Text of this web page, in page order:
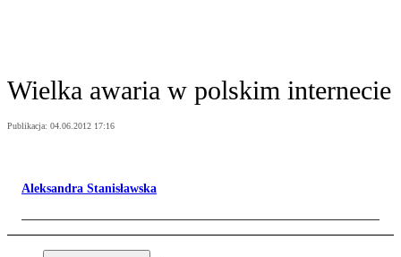
Wielka awaria w polskim internecie
Publikacja: 04.06.2012 17:16
Aleksandra Stanisławska